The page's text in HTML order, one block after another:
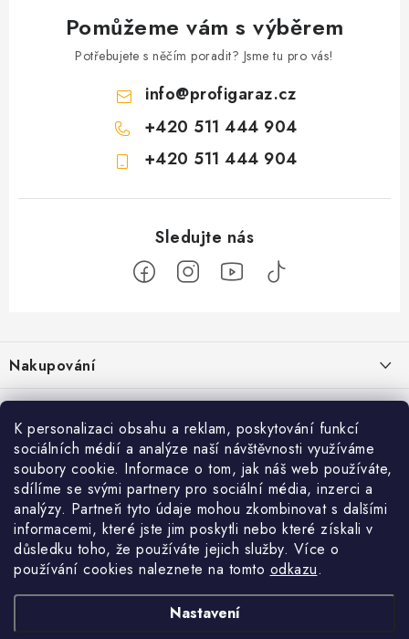
K personalizaci obsahu a reklam, poskytování funkcí
sociálních médií a analýze naší návštěvnosti využíváme
soubory cookie. Informace o tom, jak náš web používáte,
sdílíme se svými partnery pro sociální média, inzerci a
analýzy. Partneři tyto údaje mohou zkombinovat s dalšími
informacemi, které jste jim poskytli nebo které získali v
důsledku toho, že používáte jejich služby. Více o
používání cookies naleznete na tomto odkazu.
Nastavení
Pomůžeme vám s výběrem
Potřebujete s něčím poradit? Jsme tu pro vás!
info@profigaraz.cz
+420 511 444 904
+420 511 444 904
p
a
Nakupování
Jak nakupovat
Obchodní podmínky
Doprava a platba
Cookies
Ochrana osobních údajú
Jak funguje Zásilkovna?
Reklamace / vrácení zboží
Použití Dárkové poukázky
O nás
Kontakty
Příběh Profigaráže
Showroom Prešov
Služby
Velkoobchod Profigaráž.sk Zboží.cz Heureka.cz